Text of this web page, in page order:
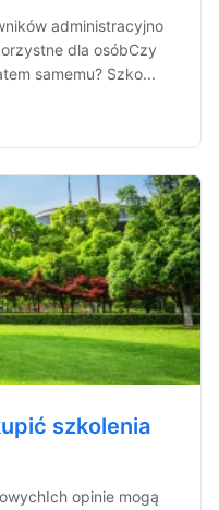
administracyjno
dla osóbCzy
samemu? Szko...
szkolenia
opinie mogą